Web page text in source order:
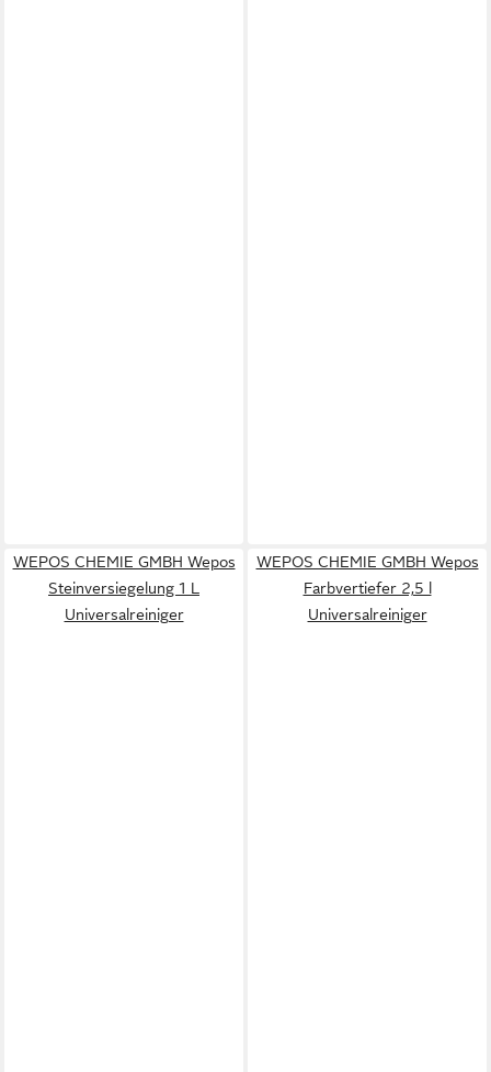
WEPOS CHEMIE GMBH Wepos
Steinversiegelung 1 L
Universalreiniger
WEPOS CHEMIE GMBH Wepos
Farbvertiefer 2,5 l
Universalreiniger